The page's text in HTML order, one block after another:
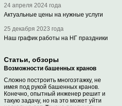
24 апреля 2024 года
Актуальные цены на нужные услуги
25 декабря 2023 года
Наш график работы на НГ праздники
Статьи, обзоры
Возможности башенных кранов
Сложно построить многоэтажку, не
имея под рукой башенных кранов.
Конечно, опытный инженер решит и
такую задачу, но на это может уйти